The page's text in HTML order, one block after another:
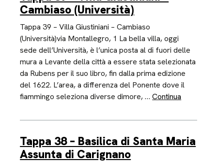
Cambiaso (Università)
Tappa 39 – Villa Giustiniani – Cambiaso
(Università)via Montallegro, 1 La bella villa, oggi
sede dell’Università, è l’unica posta al di fuori delle
mura a Levante della città a essere stata selezionata
da Rubens per il suo libro, fin dalla prima edizione
del 1622. L’area, a differenza del Ponente dove il
fiammingo seleziona diverse dimore, …Continua
Tappa 38 – Basilica di Santa Maria
Assunta di Carignano